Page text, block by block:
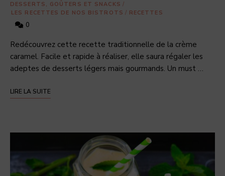
DESSERTS, GOÛTERS ET SNACKS /
LES RECETTES DE NOS BISTROTS / RECETTES
0
Redécouvrez cette recette traditionnelle de la crème
caramel. Facile et rapide à réaliser, elle saura régaler les
adeptes de desserts légers mais gourmands. Un must …
LIRE LA SUITE